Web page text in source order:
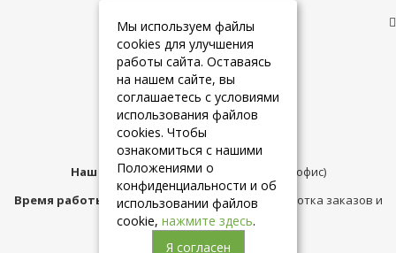
Полезные ссылки
+7 (925) 084-10-60
Наш адрес:Москва,ул.Плещеева д.12 (офис)
Время работы магазина:с 10:00 до 21:00 (обработка заказов и
консультация)
Мы используем файлы
cookies для улучшения
работы сайта. Оставаясь
на нашем сайте, вы
соглашаетесь с условиями
использования файлов
cookies. Чтобы
ознакомиться с нашими
Положениями о
конфиденциальности и об
использовании файлов
cookie, нажмите здесь.
Я согласен